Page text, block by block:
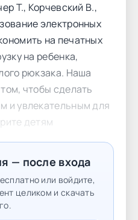
Т., Корчевский В.,
электронных
на печатных
на ребенка,
рюкзака. Наша
чтобы сделать
и увлекательным для
детям
Т., Корчевский В.,
учебу комфортной с
3
курса алгебры 7-8
— после входа
или войдите,
целиком и скачать